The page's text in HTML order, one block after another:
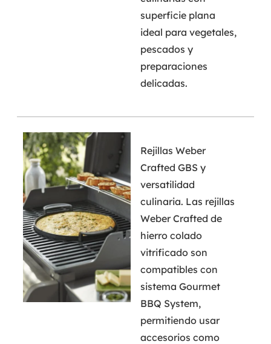
superficie plana
ideal para vegetales,
pescados y
preparaciones
delicadas.
Rejillas Weber
Crafted GBS y
versatilidad
culinaria. Las rejillas
Weber Crafted de
hierro colado
vitrificado son
compatibles con
sistema Gourmet
BBQ System,
permitiendo usar
accesorios como